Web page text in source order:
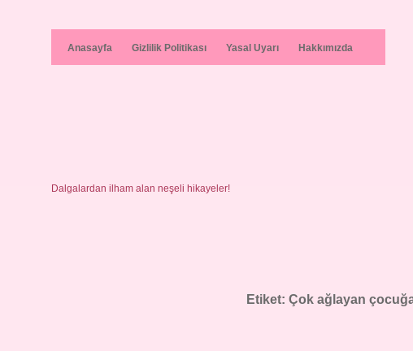
Anasayfa Gizlilik Politikası Yasal Uyarı Hakkımızda
Dalgalardan ilham alan neşeli hikayeler!
Etiket:Çok ağlayan